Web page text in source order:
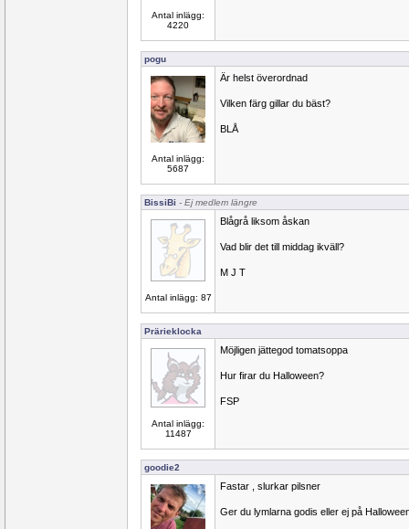
Antal inlägg:
4220
pogu
Antal inlägg:
5687
Är helst överordnad
Vilken färg gillar du bäst?
BLÅ
BissiBi - Ej medlem längre
Antal inlägg: 87
Blågrå liksom åskan
Vad blir det till middag ikväll?
M J T
Prärieklocka
Antal inlägg:
11487
Möjligen jättegod tomatsoppa
Hur firar du Halloween?
FSP
goodie2
Fastar , slurkar pilsner
Ger du lymlarna godis eller ej på